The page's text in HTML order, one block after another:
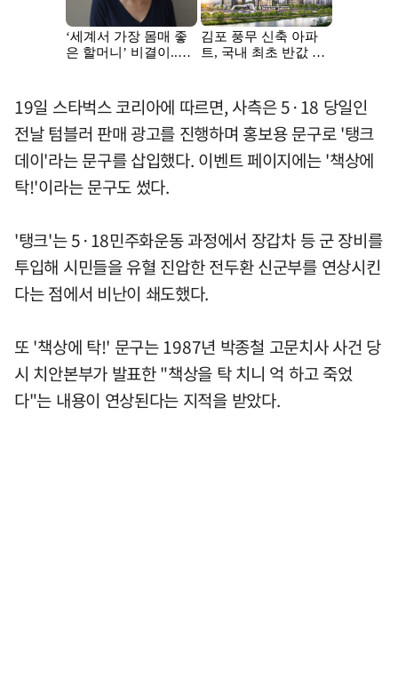
19일 스타벅스 코리아에 따르면, 사측은 5·18 당일인
전날 텀블러 판매 광고를 진행하며 홍보용 문구로 '탱크
데이'라는 문구를 삽입했다. 이벤트 페이지에는 '책상에
탁!'이라는 문구도 썼다.
'탱크'는 5·18민주화운동 과정에서 장갑차 등 군 장비를
투입해 시민들을 유혈 진압한 전두환 신군부를 연상시킨
다는 점에서 비난이 쇄도했다.
또 '책상에 탁!' 문구는 1987년 박종철 고문치사 사건 당
시 치안본부가 발표한 "책상을 탁 치니 억 하고 죽었
다"는 내용이 연상된다는 지적을 받았다.